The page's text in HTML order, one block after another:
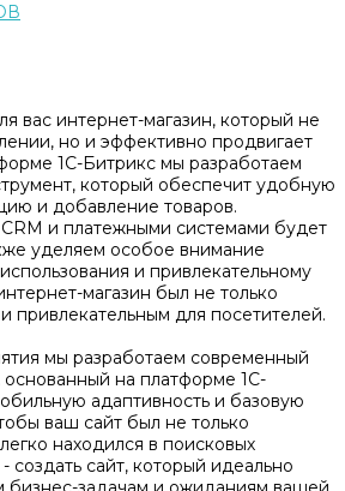
вас интернет-магазин, который не
но и эффективно продвигает
1С-Битрикс мы разработаем
который обеспечит удобную
и добавление товаров.
и платежными системами будет
уделяем особое внимание
и привлекательному
магазин был не только
привлекательным для посетителей.
мы разработаем современный
основанный на платформе 1С-
адаптивность и базовую
ваш сайт был не только
находился в поисковых
создать сайт, который идеально